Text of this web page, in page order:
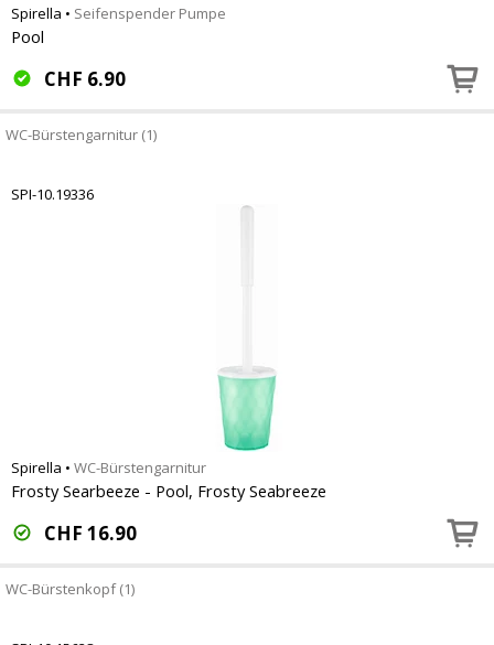
Spirella • Seifenspender Pumpe
Pool
CHF 6.90
WC-Bürstengarnitur (1)
SPI-10.19336
Spirella • WC-Bürstengarnitur
Frosty Searbeeze - Pool, Frosty Seabreeze
CHF 16.90
WC-Bürstenkopf (1)